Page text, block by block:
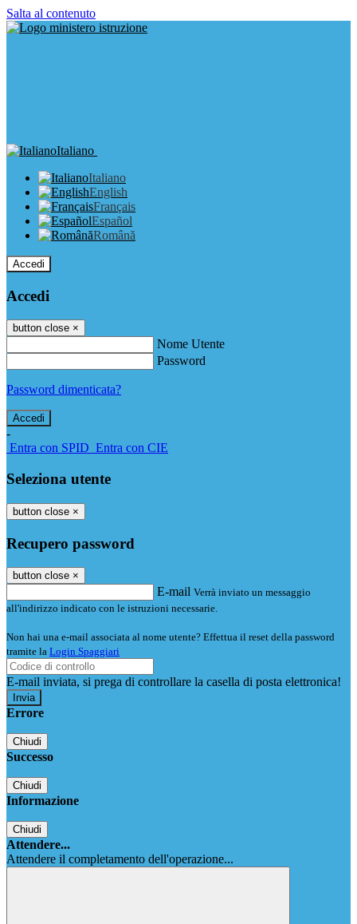
Salta al contenuto
Italiano
Italiano
English
Français
Español
Română
Accedi
Accedi
button close ×
Nome Utente
Password
Password dimenticata?
-
Entra con SPID Entra con CIE
Seleziona utente
button close ×
Recupero password
button close ×
E-mail Verrà inviato un messaggio
all'indirizzo indicato con le istruzioni necessarie.
Non hai una e-mail associata al nome utente? Effettua il reset della password
tramite la Login Spaggiari
E-mail inviata, si prega di controllare la casella di posta elettronica!
Errore
Chiudi
Successo
Chiudi
Informazione
Chiudi
Attendere...
Attendere il completamento dell'operazione...